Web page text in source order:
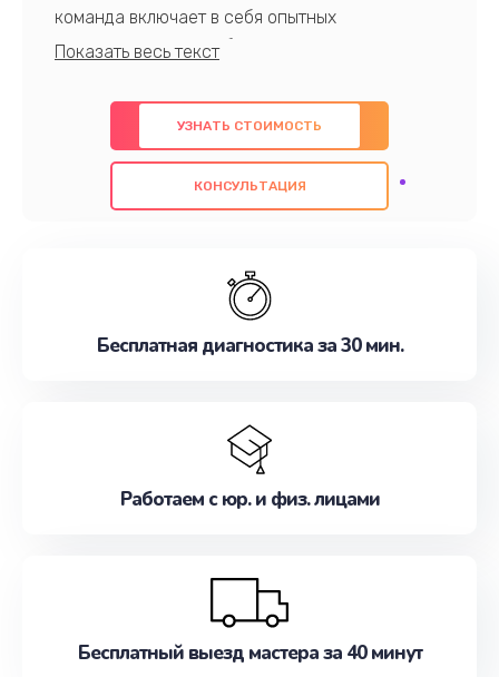
команда включает в себя опытных
профессионалов с обширными знаниями и
предлагаем быстрый и качественный ремонт с
использованием оригинальных компонентов, а
также гарантируем качество всех
проведенных работ. Наша цель - предоставить
наилучшим образом. Не медлите записаться на
УЗНАТЬ СТОИМОСТЬ
КОНСУЛЬТАЦИЯ
Бесплатная диагностика за 30 мин.
Работаем с юр. и физ. лицами
Бесплатный выезд мастера за 40 минут